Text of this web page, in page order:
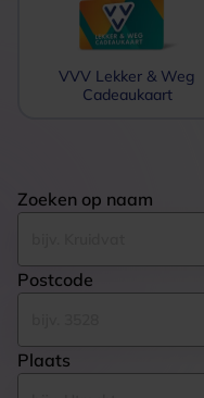
VVV Lekker & Weg
Cadeaukaart
Zoeken op naam
Postcode
Plaats